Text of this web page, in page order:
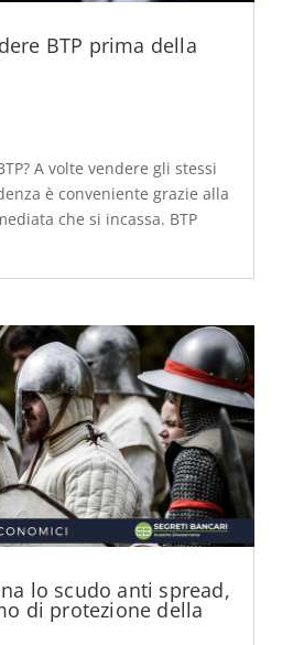
BTP prima della
A volte vendere gli stessi
è conveniente grazie alla
che si incassa. BTP
lo scudo anti spread,
di protezione della